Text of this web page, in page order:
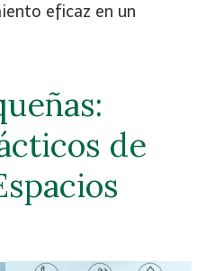
eficaz en un
de